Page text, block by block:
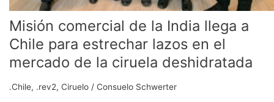
Misión comercial de la India llega a
Chile para estrechar lazos en el
mercado de la ciruela deshidratada
.Chile, .rev2, Ciruelo / Consuelo Schwerter
ciruela
deshidratada